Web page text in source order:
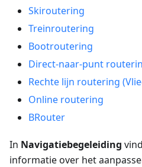
Skiroutering
Treinroutering
Bootroutering
Direct-naar-punt
Rechte lijn routering
Online routering
BRouter
In Navigatiebegeleiding
informatie over het